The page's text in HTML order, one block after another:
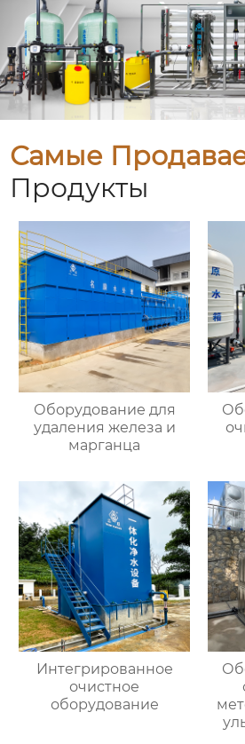
Самые
Продукты
Оборудование для
удаления железа и
марганца
Интегрированное
очистное
оборудование